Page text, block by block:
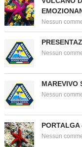
Nessun
Nessun
MAREVIVO
Nessun
Nessun